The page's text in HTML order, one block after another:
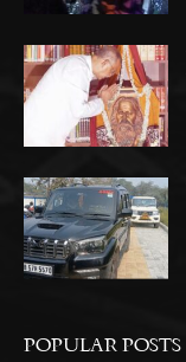
POPULAR POSTS